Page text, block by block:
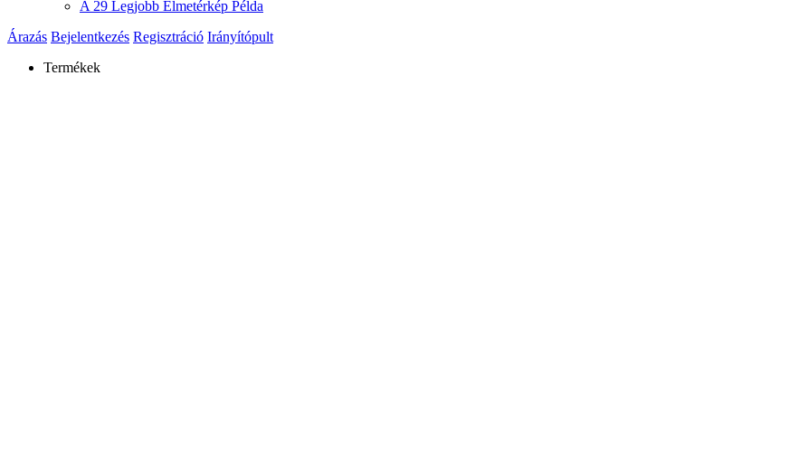
A 29 Legjobb Elmetérkép Példa
Árazás Bejelentkezés Regisztráció Irányítópult
Termékek